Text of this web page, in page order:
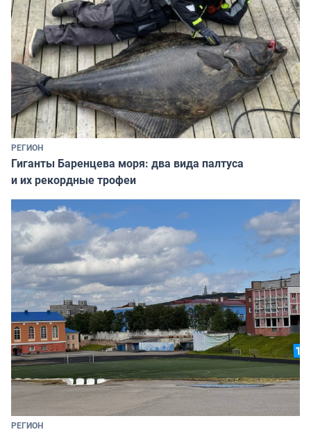
РЕГИОН
Гиганты Баренцева моря: два вида палтуса
и их рекордные трофеи
РЕГИОН